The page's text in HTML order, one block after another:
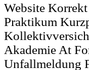
Website
Praktikum
Akademie At
Unfallmeldung